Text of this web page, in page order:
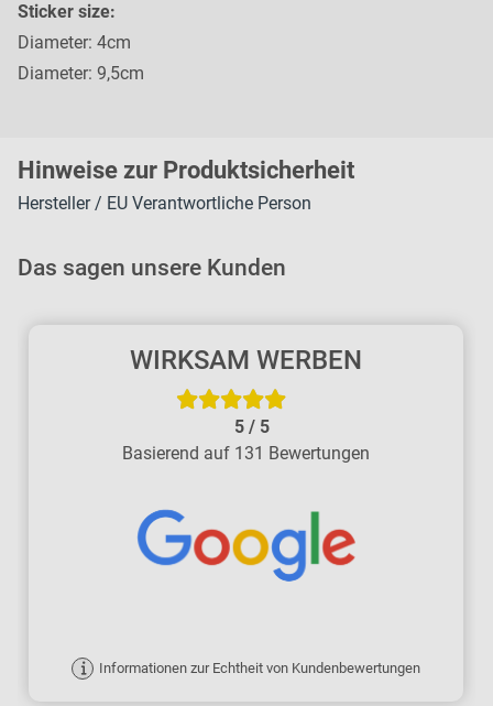
Sticker size:
Diameter: 4cm
Diameter: 9,5cm
Hinweise zur Produktsicherheit
Hersteller / EU Verantwortliche Person
Das sagen unsere Kunden
WIRKSAM WERBEN
5/ 5
Basierend auf 131 Bewertungen
Informationen zur Echtheit von Kundenbewertungen